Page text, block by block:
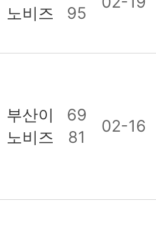
노비즈
95
부산이
노비즈
69
81
02-16